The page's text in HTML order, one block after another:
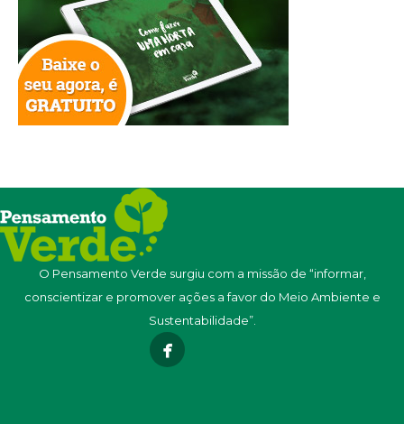
O Pensamento Verde surgiu com a missão de “informar,
conscientizar e promover ações a favor do Meio Ambiente e
Sustentabilidade”.